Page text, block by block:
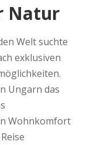
Natur
Welt suchte
exklusiven
Ungarn das
Wohnkomfort